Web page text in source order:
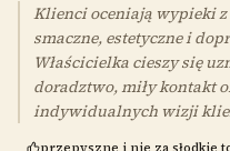
Klienci oceniają wypieki
smaczne, estetyczne i
Właścicielka cieszy się
doradztwo, miły kontakt
indywidualnych wizji
przepyszne i nie za słodkie